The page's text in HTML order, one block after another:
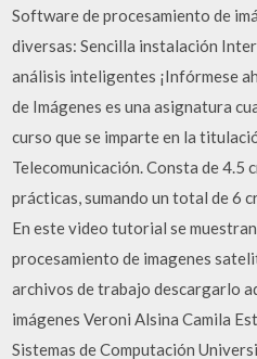
Software de procesamiento de
diversas: Sencilla instalación
análisis inteligentes ¡Infórmese
de Imágenes es una asignatura
curso que se imparte en la
Telecomunicación. Consta de 4.5
prácticas, sumando un total de 6
En este video tutorial se
procesamiento de imagenes
archivos de trabajo descargarlo
imágenes Veroni Alsina Camila
Sistemas de Computación